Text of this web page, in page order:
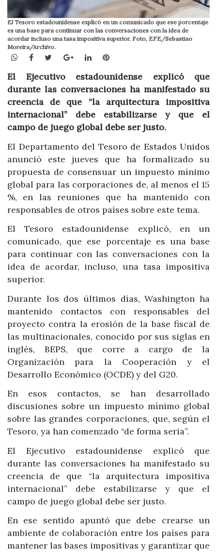
El Tesoro estadounidense explicó en un comunicado que ese porcentaje
es una base para continuar con las conversaciones con la idea de
acordar incluso una tasa impositiva superior. Foto, EFE/Sebastiao
Moreira/Archivo.
WhatsApp
Facebook
TwitterGoogle+LinkedInPinterest
El Ejecutivo estadounidense explicó que
durante las conversaciones ha manifestado su
creencia de que “la arquitectura impositiva
internacional” debe estabilizarse y que el
campo de juego global debe ser justo.
El Departamento del Tesoro de Estados Unidos
anunció este jueves que ha formalizado su
propuesta de consensuar un impuesto mínimo
global para las corporaciones de, al menos el 15
%, en las reuniones que ha mantenido con
responsables de otros países sobre este tema.
El Tesoro estadounidense explicó, en un
comunicado, que ese porcentaje es una base
para continuar con las conversaciones con la
idea de acordar, incluso, una tasa impositiva
superior.
Durante los dos últimos días, Washington ha
mantenido contactos con responsables del
proyecto contra la erosión de la base fiscal de
las multinacionales, conocido por sus siglas en
inglés, BEPS, que corre a cargo de la
Organización para la Cooperación y el
Desarrollo Económico (OCDE) y del G20.
En esos contactos, se han desarrollado
discusiones sobre un impuesto mínimo global
sobre las grandes corporaciones, que, según el
Tesoro, ya han comenzado “de forma seria”.
El Ejecutivo estadounidense explicó que
durante las conversaciones ha manifestado su
creencia de que “la arquitectura impositiva
internacional” debe estabilizarse y que el
campo de juego global debe ser justo.
En ese sentido apuntó que debe crearse un
ambiente de colaboración entre los países para
mantener las bases impositivas y garantizar que